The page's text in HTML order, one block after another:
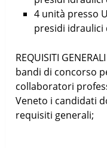
4 unità presso
presidi idraulici
REQUISITI
bandi di concorso
collaboratori
Veneto i candidati
requisiti generali;